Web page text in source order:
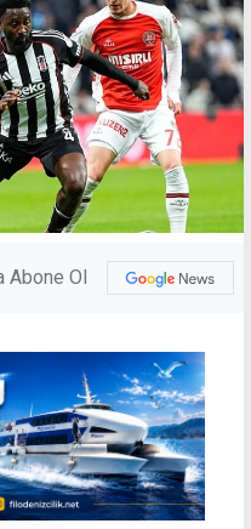
Abone Ol